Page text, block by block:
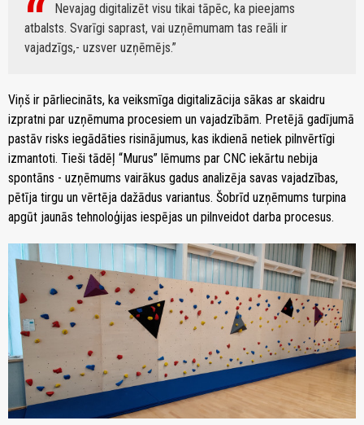
Nevajag digitalizēt visu tikai tāpēc, ka pieejams
atbalsts. Svarīgi saprast, vai uzņēmumam tas reāli ir
vajadzīgs,- uzsver uzņēmējs.
Viņš ir pārliecināts, ka veiksmīga digitalizācija sākas ar skaidru
izpratni par uzņēmuma procesiem un vajadzībām. Pretējā gadījumā
pastāv risks iegādāties risinājumus, kas ikdienā netiek pilnvērtīgi
izmantoti. Tieši tādēļ “Murus” lēmums par CNC iekārtu nebija
spontāns - uzņēmums vairākus gadus analizēja savas vajadzības,
pētīja tirgu un vērtēja dažādus variantus. Šobrīd uzņēmums turpina
apgūt jaunās tehnoloģijas iespējas un pilnveidot darba procesus.